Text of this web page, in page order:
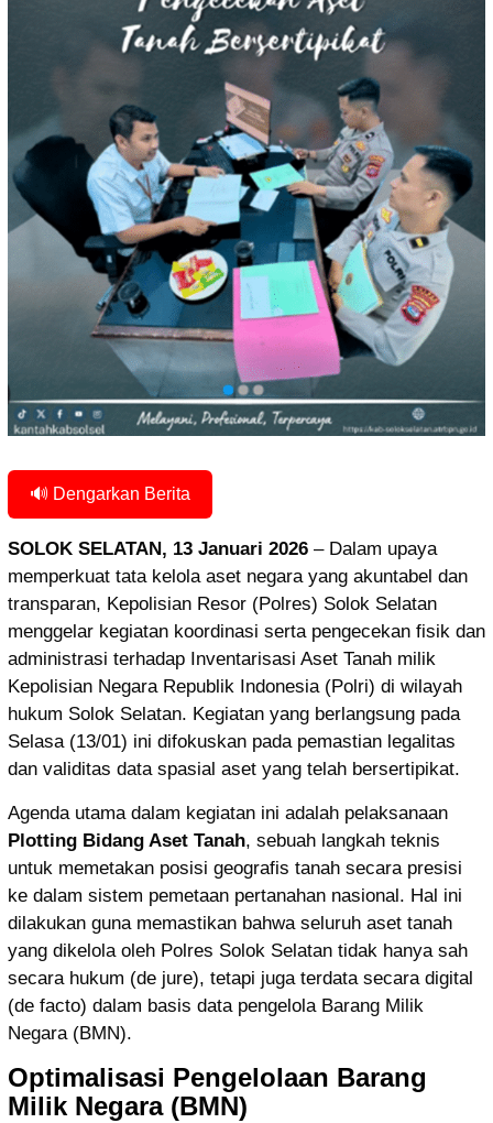
🔊 Dengarkan Berita
SOLOK SELATAN, 13 Januari 2026 – Dalam upaya
memperkuat tata kelola aset negara yang akuntabel dan
transparan, Kepolisian Resor (Polres) Solok Selatan
menggelar kegiatan koordinasi serta pengecekan fisik dan
administrasi terhadap Inventarisasi Aset Tanah milik
Kepolisian Negara Republik Indonesia (Polri) di wilayah
hukum Solok Selatan. Kegiatan yang berlangsung pada
Selasa (13/01) ini difokuskan pada pemastian legalitas
dan validitas data spasial aset yang telah bersertipikat.
Agenda utama dalam kegiatan ini adalah pelaksanaan
Plotting Bidang Aset Tanah, sebuah langkah teknis
untuk memetakan posisi geografis tanah secara presisi
ke dalam sistem pemetaan pertanahan nasional. Hal ini
dilakukan guna memastikan bahwa seluruh aset tanah
yang dikelola oleh Polres Solok Selatan tidak hanya sah
secara hukum (de jure), tetapi juga terdata secara digital
(de facto) dalam basis data pengelola Barang Milik
Negara (BMN).
Optimalisasi Pengelolaan Barang
Milik Negara (BMN)